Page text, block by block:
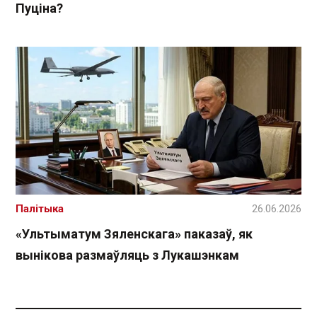
Пуціна?
«Ультыматум Зяленскага» паказаў, як
вынікова размаўляць з Лукашэнкам
Палітыка 26.06.2026